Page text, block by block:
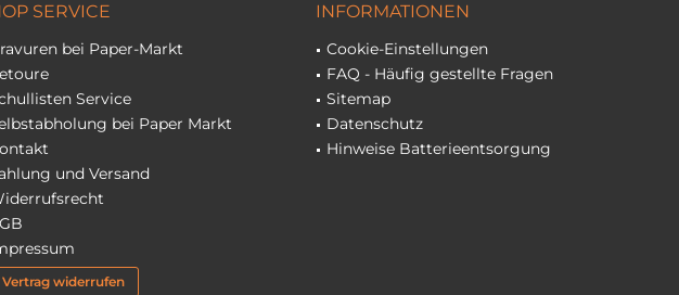
SERVICE
bei Paper-Markt
Service
bei Paper Markt
und Versand
Vertrag widerrufen
INFORMATIONEN
Cookie-Einstellungen
FAQ - Häufig gestellte Fragen
Sitemap
Datenschutz
Hinweise Batterieentsorgung